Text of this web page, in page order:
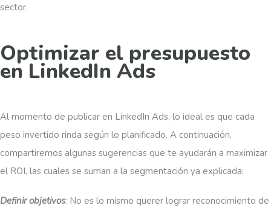
sector.
Optimizar el presupuesto
en LinkedIn Ads
Al momento de publicar en LinkedIn Ads, lo ideal es que cada
peso invertido rinda según lo planificado. A continuación,
compartiremos algunas sugerencias que te ayudarán a maximizar
el ROI, las cuales se suman a la segmentación ya explicada:
Definir objetivos: No es lo mismo querer lograr reconocimiento de